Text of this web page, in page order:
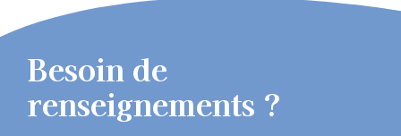
Besoin de
renseignements ?